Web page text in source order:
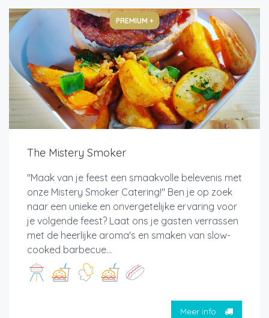
PREMIUM +
The Mistery Smoker
"Maak van je feest een smaakvolle belevenis met
onze Mistery Smoker Catering!" Ben je op zoek
naar een unieke en onvergetelijke ervaring voor
je volgende feest? Laat ons je gasten verrassen
met de heerlijke aroma's en smaken van slow-
cooked barbecue...
Meer info